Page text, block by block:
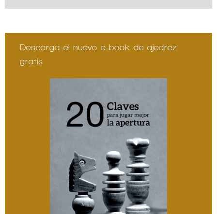
Descarga el nuevo e-book de ajedrez
gratis